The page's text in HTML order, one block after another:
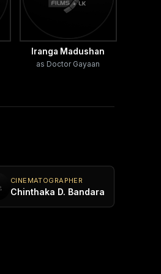
Iranga Madushan
as Doctor Gayaan
CINEMATOGRAPHER
Chinthaka D. Bandara